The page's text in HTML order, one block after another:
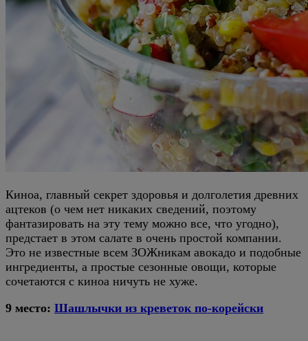
Киноа, главный секрет здоровья и долголетия древних
ацтеков (о чем нет никаких сведений, поэтому
фантазировать на эту тему можно все, что угодно),
предстает в этом салате в очень простой компании.
Это не известные всем ЗОЖникам авокадо и подобные
ингредиенты, а простые сезонные овощи, которые
сочетаются с киноа ничуть не хуже.
9 место: Шашлычки из креветок по-корейски